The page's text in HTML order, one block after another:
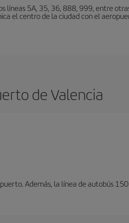
líneas 5A, 35, 36, 888, 999, entre
el centro de la ciudad con el
de Valencia
Además, la línea de autobús